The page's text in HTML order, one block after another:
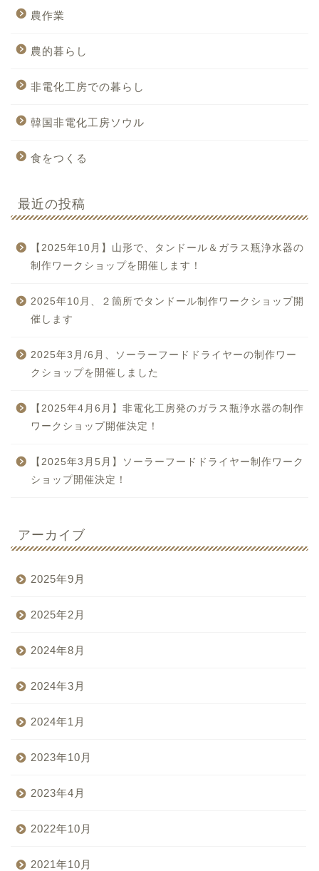
農作業
農的暮らし
非電化工房での暮らし
韓国非電化工房ソウル
食をつくる
最近の投稿
【2025年10月】山形で、タンドール＆ガラス瓶浄水器の
制作ワークショップを開催します！
2025年10月、２箇所でタンドール制作ワークショップ開
催します
2025年3月/6月、ソーラーフードドライヤーの制作ワー
クショップを開催しました
【2025年4月6月】非電化工房発のガラス瓶浄水器の制作
ワークショップ開催決定！
【2025年3月5月】ソーラーフードドライヤー制作ワーク
ショップ開催決定！
アーカイブ
2025年9月
2025年2月
2024年8月
2024年3月
2024年1月
2023年10月
2023年4月
2022年10月
2021年10月